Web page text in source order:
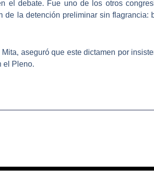
el debate. Fue uno de los otros
de la detención preliminar sin flagrancia:
aseguró que este dictamen por
el Pleno.